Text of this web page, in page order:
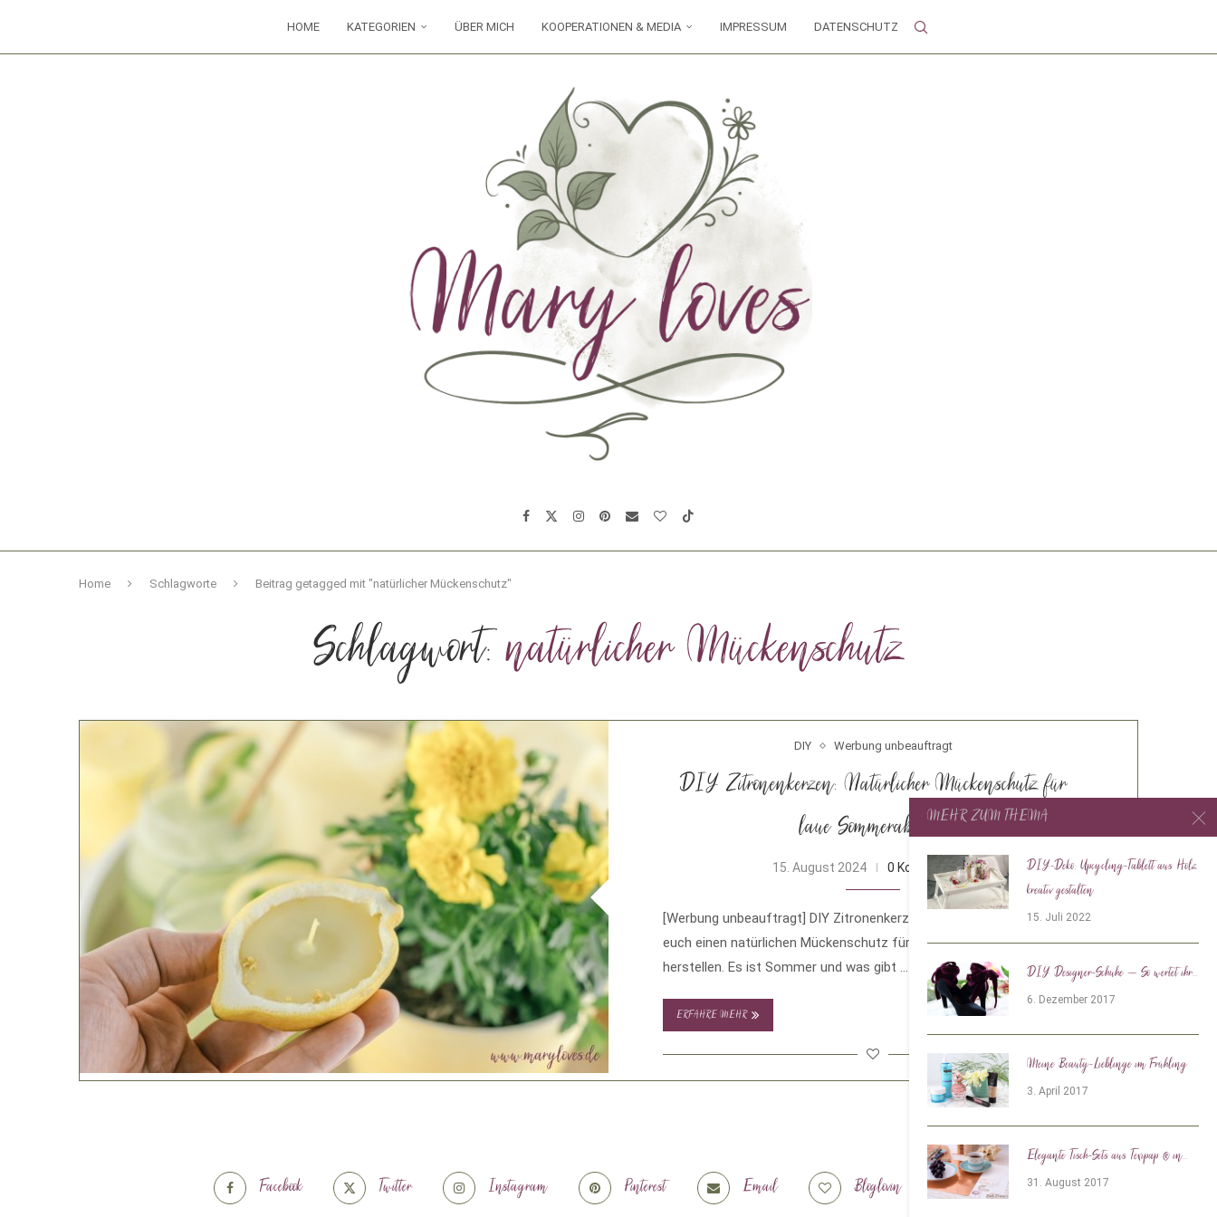
HOME KATEGORIEN ÜBER MICH KOOPERATIONEN & MEDIA IMPRESSUM DATENSCHUTZ
Home Schlagworte Beitrag getagged mit "natürlicher Mückenschutz"
Schlagwort:natürlicher Mückenschutz
DIY Werbung unbeauftragt
DIY Zitronenkerzen: Natürlicher Mückenschutz für
laue Sommerabende
15. August 2024 0 Kommentare
[Werbung unbeauftragt] DIY Zitronenkerzen: So einfach könnt ihr
euch einen natürlichen Mückenschutz für laue Sommerabende
herstellen. Es ist Sommer und was gibt …
ERFAHRE MEHR
Facebook Twitter Instagram Pinterest Email Bloglovin Tiktok
MEHR ZUM THEMA
DIY-Deko: Upcycling-Tablett aus Holz
kreativ gestalten
15. Juli 2022
DIY Designer-Schuhe – So wertet ihr...
6. Dezember 2017
Meine Beauty-Lieblinge im Frühling
3. April 2017
Elegante Tisch-Sets aus Texipap ® in...
31. August 2017